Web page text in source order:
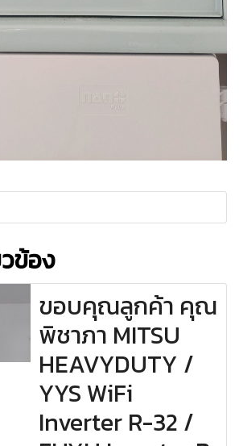
ข้อง
ขอบคุณลูกค้า คุณ
พิชาภา MITSU
HEAVYDUTY /
YYS WiFi
Inverter R-32 /